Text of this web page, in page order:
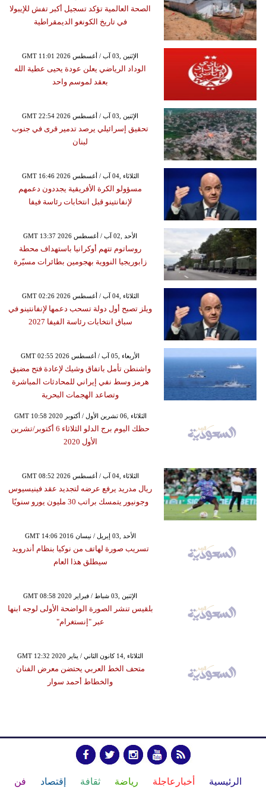
الصحة العالمية تؤكد تسجيل أكبر تفش للإيبولا
في تاريخ الكونغو الديمقراطية
GMT 11:01 2026 الإثنين ,03 آب / أغسطس
الوداد الرياضي يعلن عودة يحيى عطية الله
بعقد لموسم واحد
GMT 22:54 2026 الإثنين ,03 آب / أغسطس
تحقيق إسرائيلي يرصد تدمير قرى في جنوب
لبنان
GMT 16:46 2026 الثلاثاء ,04 آب / أغسطس
مسؤولو الكرة الأفريقية يجددون دعمهم
لإنفانتينو قبل انتخابات رئاسة فيفا
GMT 13:37 2026 الأحد ,02 آب / أغسطس
روساتوم تتهم أوكرانيا باستهداف محطة
زابوريجيا النووية بهجومين بطائرات مسيّرة
GMT 02:26 2026 الثلاثاء ,04 آب / أغسطس
ويلز تصبح أول دولة تسحب دعمها لإنفانتينو في
سباق انتخابات رئاسة الفيفا 2027
GMT 02:55 2026 الأربعاء ,05 آب / أغسطس
واشنطن تأمل باتفاق وشيك لإعادة فتح مضيق
هرمز وسط نفي إيراني للمحادثات المباشرة
وتصاعد الهجمات البحرية
GMT 10:58 2020 الثلاثاء ,06 تشرين الأول / أكتوبر
حظك اليوم برج الدلو الثلاثاء 6 أكتوبر/تشرين
الأول 2020
GMT 08:52 2026 الثلاثاء ,04 آب / أغسطس
ريال مدريد يرفع عرضه لتجديد عقد فينيسيوس
وجونيور يتمسك براتب 30 مليون يورو سنويًا
GMT 14:06 2016 الأحد ,03 إبريل / نيسان
تسريب صورة لهاتف من نوكيا بنظام أندرويد
سيطلق هذا العام
GMT 08:58 2020 الإثنين ,03 شباط / فبراير
بلقيس تنشر الصورة الواضحة الأولى لوجه ابنها
عبر "إنستغرام"
GMT 12:32 2020 الثلاثاء ,14 كانون الثاني / يناير
متحف الخط العربي يحتضن معرض الفنان
والخطاط أحمد سوار
الرئيسية أخبارعاجلة رياضة ثقافة إقتصاد فن